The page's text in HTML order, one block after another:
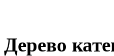
Дерево